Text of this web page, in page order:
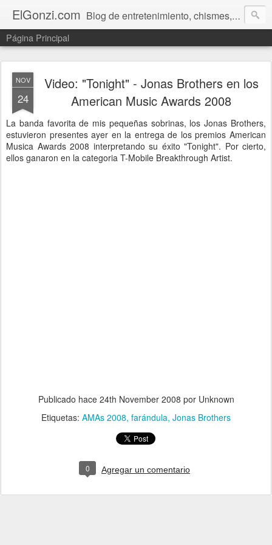
ElGonzi.com Blog de entretenimiento, chismes, humor, farándula, curiosidades, ovnis, noticias calientes, fotos, videos, paranormal y ¡más!
Página Principal
NOV
24
Video: "Tonight" - Jonas Brothers en los
American Music Awards 2008
La banda favorita de mis pequeñas sobrinas, los Jonas Brothers,
estuvieron presentes ayer en la entrega de los premios American
Musica Awards 2008 interpretando su éxito "Tonight". Por cierto,
ellos ganaron en la categoria T-Mobile Breakthrough Artist.
Publicado hace 24th November 2008 por Unknown
Etiquetas: AMAs 2008 farándula Jonas Brothers
0 Agregar un comentario